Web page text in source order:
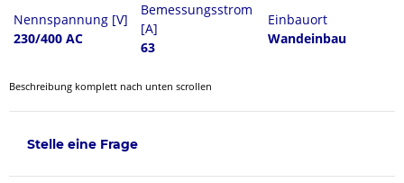
Nennspannung [V]
230/400 AC
Bemessungsstrom
[A]
63
Einbauort
Wandeinbau
Beschreibung komplett nach unten scrollen
Stelle eine Frage